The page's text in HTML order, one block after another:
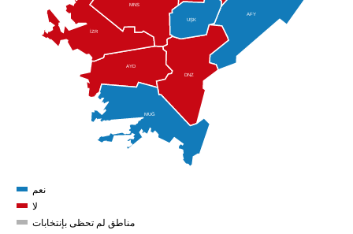
AFY
AYD
DNZ
İZR
MNS
MUĞ
UŞK
نعم
لا
مناطق لم تحظى بإنتخابات